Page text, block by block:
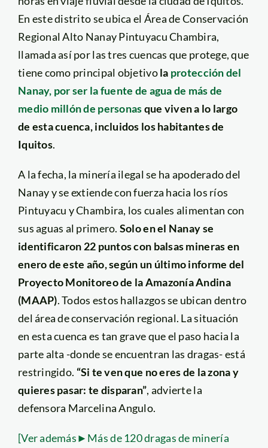
En este distrito se ubica el Área de Conservación
Regional Alto Nanay Pintuyacu Chambira,
llamada así por las tres cuencas que protege, que
tiene como principal objetivola protección del
Nanay, por ser la fuente de agua de más de
medio millón de personasque viven a lo largo
de esta cuenca, incluidos los habitantes de
Iquitos.
A la fecha, la minería ilegal se ha apoderado del
Nanay y se extiende con fuerza hacia los ríos
Pintuyacu y Chambira, los cuales alimentan con
sus aguas al primero. Solo en el Nanay se
identificaron 22 puntos con balsas mineras en
enero de este año, según un último informe del
Proyecto Monitoreo de la Amazonía Andina
(MAAP). Todos estos hallazgos se ubican dentro
del área de conservación regional. La situación
en esta cuenca es tan grave que el paso hacia la
parte alta -donde se encuentran las dragas- está
restringido. “Si te ven que no eres de la zona y
quieres pasar: te disparan”, advierte la
defensora Marcelina Angulo.
[Ver además►Más de 120 dragas de minería